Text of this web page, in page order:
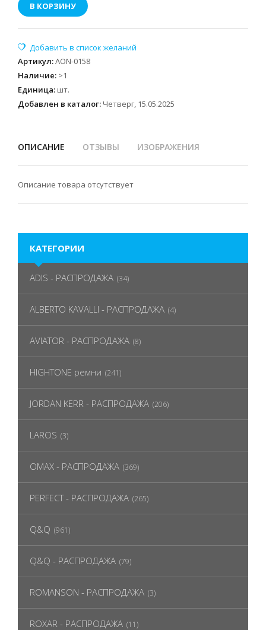
В КОРЗИНУ
Артикул:AON-0158
Наличие: >1
Единица: шт.
Добавлен в каталог: Четверг, 15.05.2025
ОПИСАНИЕ ОТЗЫВЫ ИЗОБРАЖЕНИЯ
Описание товара отсутствует
КАТЕГОРИИ
ADIS - РАСПРОДАЖА (34)
ALBERTO KAVALLI - РАСПРОДАЖА (4)
AVIATOR - РАСПРОДАЖА (8)
HIGHTONE ремни (241)
JORDAN KERR - РАСПРОДАЖА (206)
LAROS (3)
OMAX - РАСПРОДАЖА (369)
PERFECT - РАСПРОДАЖА (265)
Q&Q (961)
Q&Q - РАСПРОДАЖА (79)
ROMANSON - РАСПРОДАЖА (3)
ROXAR - РАСПРОДАЖА (11)